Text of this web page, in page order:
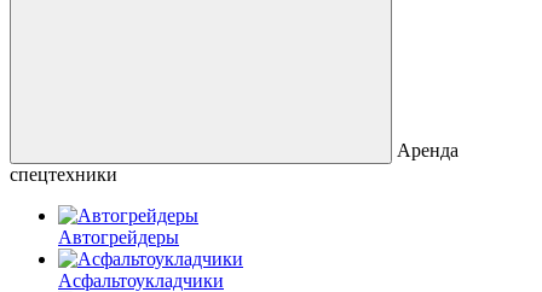
Аренда
спецтехники
Автогрейдеры
Асфальто­укладчики